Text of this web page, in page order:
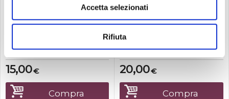
Accetta selezionati
Rifiuta
IK MULTIMEDIA iLine
Lunghezza 30cm
€
15,00
Compra
IK MULTIMEDIA iLine
€
20,00
Compra